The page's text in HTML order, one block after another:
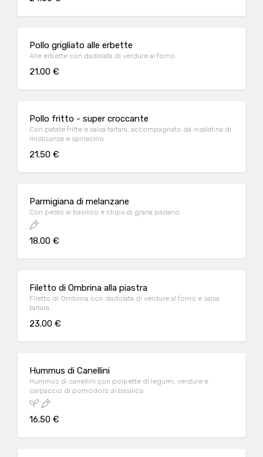
Pollo grigliato alle erbette
Alle erbette con dadolata di verdure al forno
21.00 €
Pollo fritto - super croccante
Con patate fritte e salsa tartara, accompagnato da insalatina di
misticanza e spinacino
21.50 €
Parmigiana di melanzane
Con pesto al basilico e chips di grana padano
18.00 €
Filetto di Ombrina alla piastra
FIletto di Ombrina con dadolata di verdure al forno e salsa
tartara
23.00 €
Hummus di Canellini
Hummus di canellini con polpette di legumi, verdure e
carpaccio di pomodoro al basilico
16.50 €